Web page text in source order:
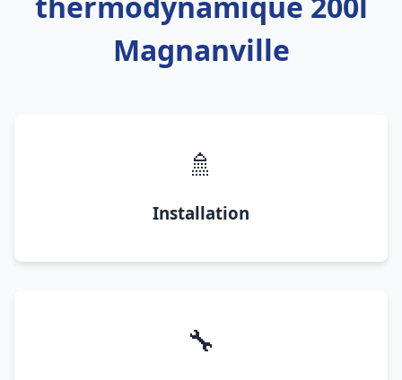
Magnanville
🚿
Installation
🔧